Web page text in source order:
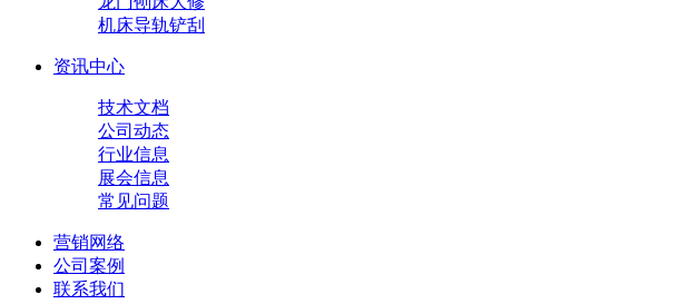
机床导轨铲刮
资讯中心
技术文档
公司动态
行业信息
展会信息
常见问题
营销网络
公司案例
联系我们